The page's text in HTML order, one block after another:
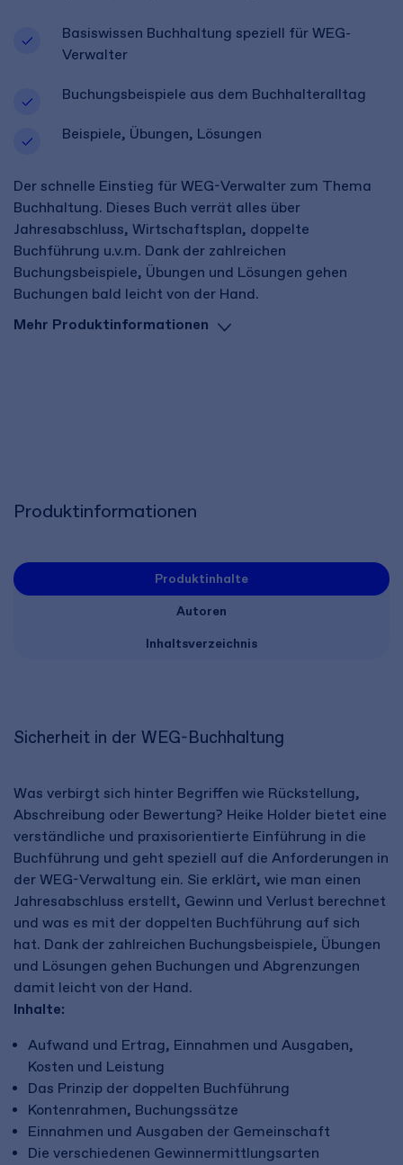
Basiswissen Buchhaltung speziell für WEG-
Verwalter
Buchungsbeispiele aus dem Buchhalteralltag
Beispiele, Übungen, Lösungen
Der schnelle Einstieg für WEG-Verwalter zum Thema
Buchhaltung. Dieses Buch verrät alles über
Jahresabschluss, Wirtschaftsplan, doppelte
Buchführung u.v.m. Dank der zahlreichen
Buchungsbeispiele, Übungen und Lösungen gehen
Buchungen bald leicht von der Hand.
Mehr Produktinformationen
Produktinformationen
Produktinhalte
Autoren
Inhaltsverzeichnis
Sicherheit in der WEG-Buchhaltung
Was verbirgt sich hinter Begriffen wie Rückstellung,
Abschreibung oder Bewertung? Heike Holder bietet eine
verständliche und praxisorientierte Einführung in die
Buchführung und geht speziell auf die Anforderungen in
der WEG-Verwaltung ein. Sie erklärt, wie man einen
Jahresabschluss erstellt, Gewinn und Verlust berechnet
und was es mit der doppelten Buchführung auf sich
hat. Dank der zahlreichen Buchungsbeispiele, Übungen
und Lösungen gehen Buchungen und Abgrenzungen
damit leicht von der Hand.
Inhalte:
Aufwand und Ertrag, Einnahmen und Ausgaben,
Kosten und Leistung
Das Prinzip der doppelten Buchführung
Kontenrahmen, Buchungssätze
Einnahmen und Ausgaben der Gemeinschaft
Die verschiedenen Gewinnermittlungsarten